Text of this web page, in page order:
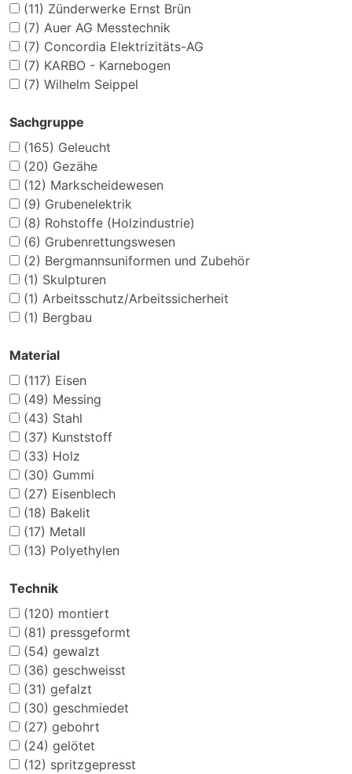
(11) Zünderwerke Ernst Brün
(7) Auer AG Messtechnik
(7) Concordia Elektrizitäts-AG
(7) KARBO - Karnebogen
(7) Wilhelm Seippel
Sachgruppe
(165) Geleucht
(20) Gezähe
(12) Markscheidewesen
(9) Grubenelektrik
(8) Rohstoffe (Holzindustrie)
(6) Grubenrettungswesen
(2) Bergmannsuniformen und Zubehör
(1) Skulpturen
(1) Arbeitsschutz/Arbeitssicherheit
(1) Bergbau
Material
(117) Eisen
(49) Messing
(43) Stahl
(37) Kunststoff
(33) Holz
(30) Gummi
(27) Eisenblech
(18) Bakelit
(17) Metall
(13) Polyethylen
Technik
(120) montiert
(81) pressgeformt
(54) gewalzt
(36) geschweisst
(31) gefalzt
(30) geschmiedet
(27) gebohrt
(24) gelötet
(12) spritzgepresst